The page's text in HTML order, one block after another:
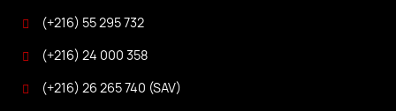
(+216) 55 295 732
(+216) 24 000 358
(+216) 26 265 740 (SAV)